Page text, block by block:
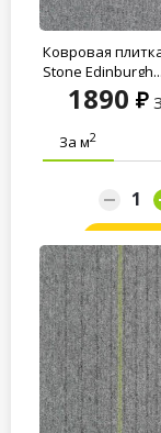
Ковровая
Stone Edinburgh...
1890
За м2